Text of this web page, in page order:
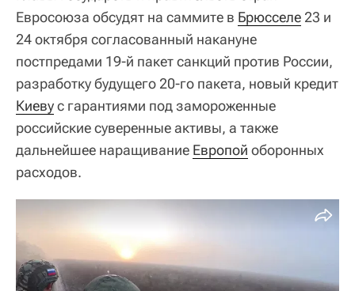
Евросоюза обсудят на саммите в Брюсселе 23 и
24 октября согласованный накануне
постпредами 19-й пакет санкций против России,
разработку будущего 20-го пакета, новый кредит
Киевус гарантиями под замороженные
российские суверенные активы, а также
дальнейшее наращивание Европой оборонных
расходов.